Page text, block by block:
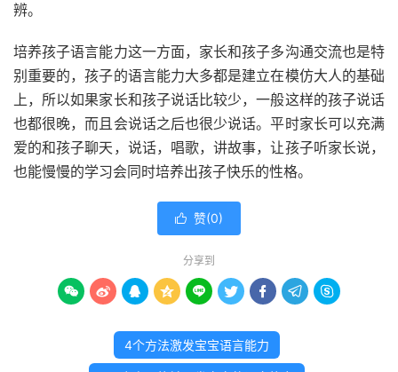
辨。
培养孩子语言能力这一方面，家长和孩子多沟通交流也是特
别重要的，孩子的语言能力大多都是建立在模仿大人的基础
上，所以如果家长和孩子说话比较少，一般这样的孩子说话
也都很晚，而且会说话之后也很少说话。平时家长可以充满
爱的和孩子聊天，说话，唱歌，讲故事，让孩子听家长说，
也能慢慢的学习会同时培养出孩子快乐的性格。
 赞(0)
分享到
        
4个方法激发宝宝语言能力